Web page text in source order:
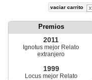
vaciar carrito
Premios
2011
Ignotus mejor Relato
extranjero
1999
Locus mejor Relato